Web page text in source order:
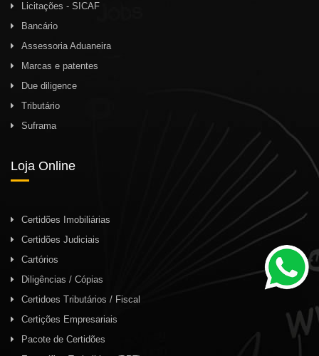
Licitações - SICAF
Bancário
Assessoria Aduaneira
Marcas e patentes
Due diligence
Tributário
Suframa
Loja Online
Certidões Imobiliárias
Certidões Judiciais
Cartórios
Diligências / Cópias
Certidoes Tributários / Fiscal
Certições Empresariais
Pacote de Certidões